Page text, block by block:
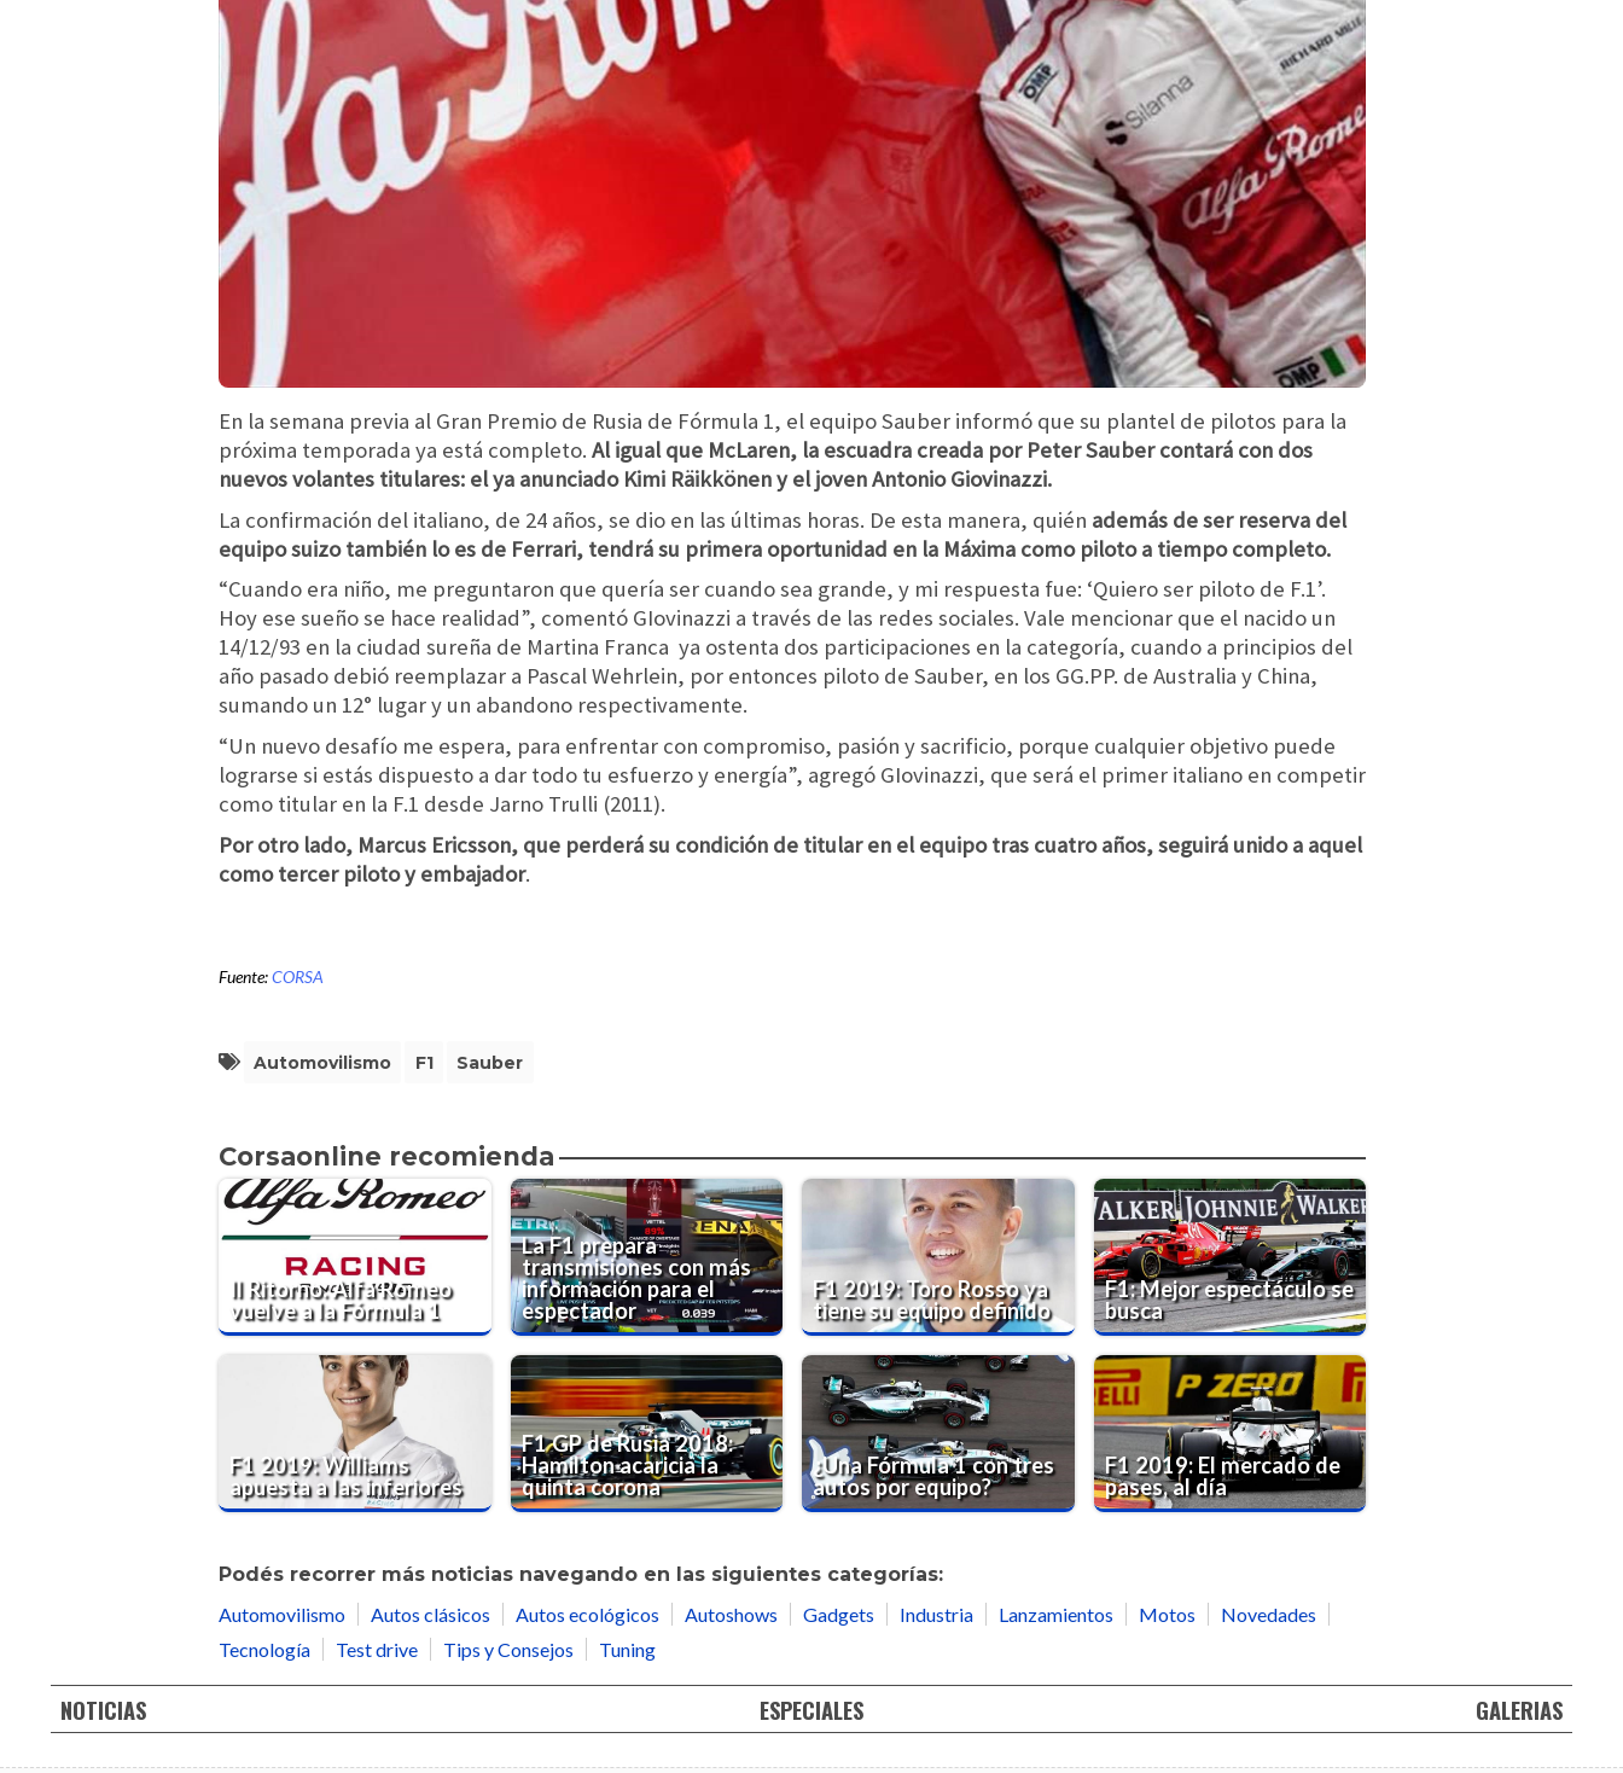
En la semana previa al Gran Premio de Rusia de Fórmula 1, el equipo Sauber informó que su plantel de pilotos para la
próxima temporada ya está completo. Al igual que McLaren, la escuadra creada por Peter Sauber contará con dos
nuevos volantes titulares: el ya anunciado Kimi Räikkönen y el joven Antonio Giovinazzi.
La confirmación del italiano, de 24 años, se dio en las últimas horas. De esta manera, quién además de ser reserva del
equipo suizo también lo es de Ferrari, tendrá su primera oportunidad en la Máxima como piloto a tiempo completo.
“Cuando era niño, me preguntaron que quería ser cuando sea grande, y mi respuesta fue: ‘Quiero ser piloto de F.1’.
Hoy ese sueño se hace realidad”, comentó GIovinazzi a través de las redes sociales. Vale mencionar que el nacido un
14/12/93 en la ciudad sureña de Martina Franca ya ostenta dos participaciones en la categoría, cuando a principios del
año pasado debió reemplazar a Pascal Wehrlein, por entonces piloto de Sauber, en los GG.PP. de Australia y China,
sumando un 12° lugar y un abandono respectivamente.
“Un nuevo desafío me espera, para enfrentar con compromiso, pasión y sacrificio, porque cualquier objetivo puede
lograrse si estás dispuesto a dar todo tu esfuerzo y energía”, agregó GIovinazzi, que será el primer italiano en competir
como titular en la F.1 desde Jarno Trulli (2011).
Por otro lado, Marcus Ericsson, que perderá su condición de titular en el equipo tras cuatro años, seguirá unido a aquel
como tercer piloto y embajador.
Fuente:CORSA
Automovilismo F1 Sauber
Corsaonline recomienda
Il Ritorno: Alfa Romeo
vuelve a la Fórmula 1
La F1 prepara
transmisiones con más
información para el
espectador
F1 2019: Toro Rosso ya
tiene su equipo definido
F1: Mejor espectáculo se
busca
F1 2019: Williams
apuesta a las inferiores
F1 GP de Rusia 2018:
Hamilton acaricia la
quinta corona
¿Una Fórmula 1 con tres
autos por equipo?
F1 2019: El mercado de
pases, al día
Podés recorrer más noticias navegando en las siguientes categorías:
Automovilismo
Autos clásicos Autos ecológicos Autoshows Gadgets Industria Lanzamientos Motos
Novedades
Tecnología
Test drive Tips y Consejos Tuning
NOTICIAS ESPECIALES GALERIAS